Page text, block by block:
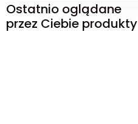
Ostatnio oglądane
przez Ciebie produkty